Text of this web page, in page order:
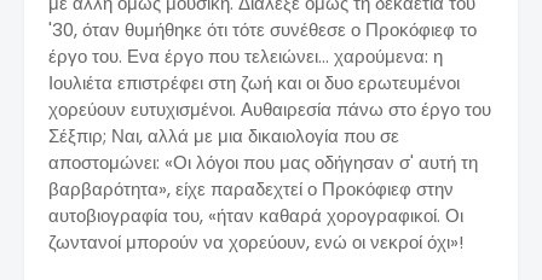
'30, όταν θυμήθηκε ότι τότε συνέθεσε ο Προκόφιεφ το
έργο του. Ενα έργο που τελειώνει... χαρούμενα: η
Ιουλιέτα επιστρέφει στη ζωή και οι δυο ερωτευμένοι
χορεύουν ευτυχισμένοι. Αυθαιρεσία πάνω στο έργο του
Σέξπιρ; Ναι, αλλά με μια δικαιολογία που σε
αποστομώνει: «Οι λόγοι που μας οδήγησαν σ' αυτή τη
βαρβαρότητα», είχε παραδεχτεί ο Προκόφιεφ στην
αυτοβιογραφία του, «ήταν καθαρά χορογραφικοί. Οι
ζωντανοί μπορούν να χορεύουν, ενώ οι νεκροί όχι»!